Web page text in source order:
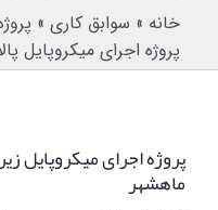
خانه » سوابق کاری »
پروژه اجرای میکروپایل
پروژه اجرای میکروپایل
ماهشهر